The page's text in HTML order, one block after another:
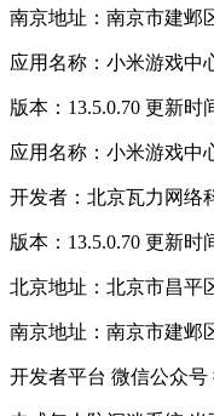
南京地址：南京市建邺
应用名称：小米游戏中
版本：13.5.0.70 更新时
应用名称：小米游戏中
开发者：北京瓦力网络
版本：13.5.0.70 更新时
北京地址：北京市昌平
南京地址：南京市建邺
开发者平台 微信公众号